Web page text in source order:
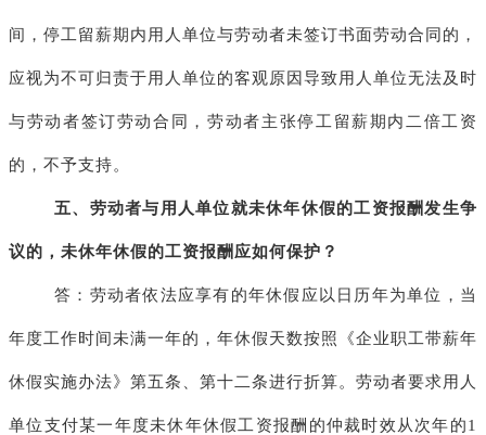
间，停工留薪期内用人单位与劳动者未签订书面劳动合同的，
应视为不可归责于用人单位的客观原因导致用人单位无法及时
与劳动者签订劳动合同，劳动者主张停工留薪期内二倍工资
的，不予支持。
五、劳动者与用人单位就未休年休假的工资报酬发生争
议的，未休年休假的工资报酬应如何保护？
答：劳动者依法应享有的年休假应以日历年为单位，当
年度工作时间未满一年的，年休假天数按照《企业职工带薪年
休假实施办法》第五条、第十二条进行折算。劳动者要求用人
单位支付某一年度未休年休假工资报酬的仲裁时效从次年的1